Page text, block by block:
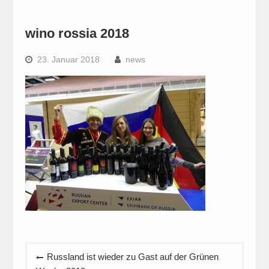
wino rossia 2018
23. Januar 2018 news
Beitragsnavigation
Russland ist wieder zu Gast auf der Grünen